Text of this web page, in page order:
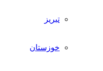
تبریز
خوزستان